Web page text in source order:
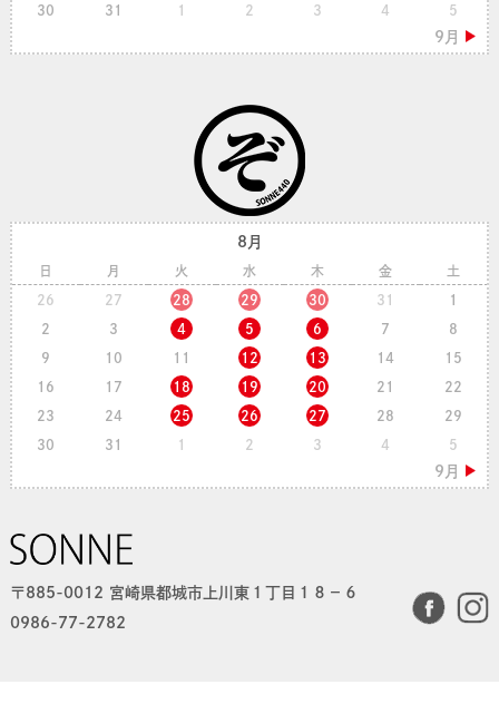
30 31 1 2 3 4 5
8月
日 月 火 水 木 金 土
26 27 28 29 30 31 1
2 3 4 5 6 7 8
9 10 11 12 13 14 15
16 17 18 19 20 21 22
23 24 25 26 27 28 29
30 31 1 2 3 4 5
〒885-0012 宮崎県都城市上川東１丁目１８−６
0986-77-2782